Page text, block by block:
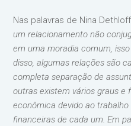
Nas palavras de Nina
um relacionamento não
em uma moradia comum,
disso, algumas relações são
completa separação de
outras existem vários graus e
econômica devido ao
financeiras de cada um. Em